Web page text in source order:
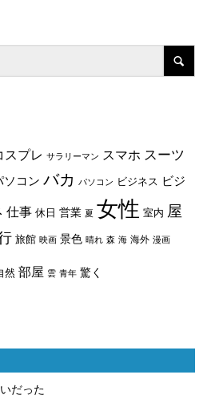
スプレ サラリーマン スマホ スーツ
ソコン バカ パソコン ビジネス ビジ
仕事 休日 営業 夏 女性 室内 屋
旅館 映画 景色 晴れ 森 海 海外 漫画
然 部屋 雲 青年 驚く
だった